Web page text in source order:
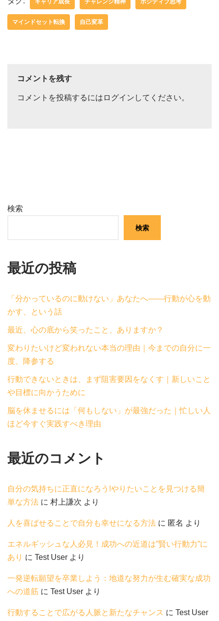
キャリア成長 チャレンジ精神 ポジティブ思考
マインドセット転換 自己変革
コメントを残す
コメントを投稿するには ログイン してください。
検索
検索
最近の投稿
「分かっているのに動けない」あなたへ——行動が心を動
かす、という話
最近、心の底から笑ったこと、ありますか？
変わりたいけど変われない本当の理由｜今までの自分に一
度、降参する
行動できないときは、まず阻害要因をなくす｜新しいこと
や目標に向かうために
脳を休ませるには「何もしない」が最強だった｜忙しい人
ほど今すぐ実践すべき理由
最近のコメント
自分の気持ちに正直になろう!やりたいことを見つける簡
単な方法 に 村上謙次 より
人を喜ばせることで自分も幸せになる方法 に 匿名 より
エネルギッシュな人必見！成功への近道は”賢い行動力”に
あり に Test User より
一発逆転願望を卒業しよう：地道な努力が生む確実な成功
への道筋 に Test User より
行動することで広がる人脈と新たなチャンス に Test User